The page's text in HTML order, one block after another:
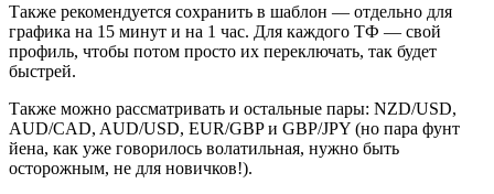
Также рекомендуется сохранить в шаблон — отдельно для
графика на 15 минут и на 1 час. Для каждого ТФ — свой
профиль, чтобы потом просто их переключать, так будет
быстрей.
Также можно рассматривать и остальные пары: NZD/USD,
AUD/CAD, AUD/USD, EUR/GBP и GBP/JPY (но пара фунт
йена, как уже говорилось волатильная, нужно быть
осторожным, не для новичков!).